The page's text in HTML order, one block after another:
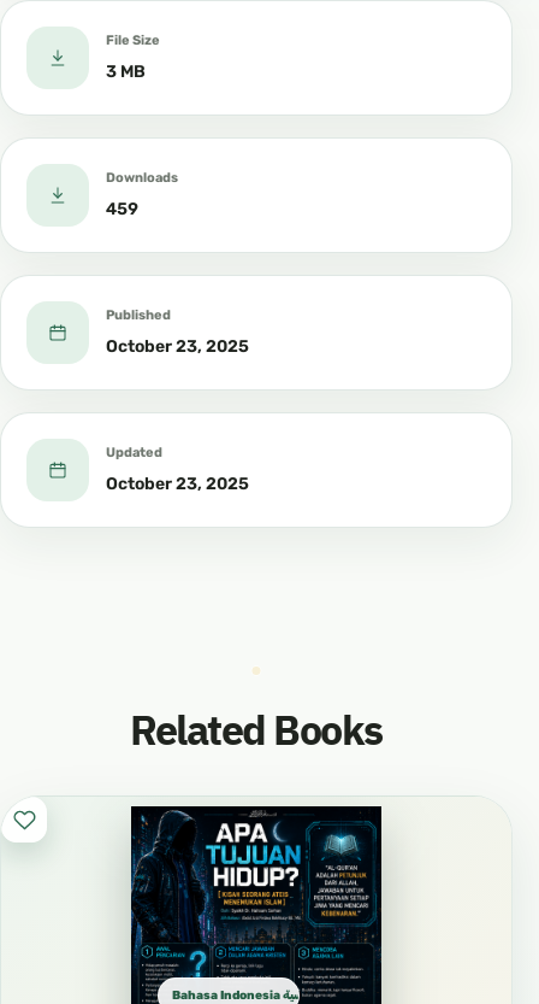
File Size
3 MB
Downloads
459
Published
October 23, 2025
Updated
October 23, 2025
Related Books
Bahasa Indonesia الإندونيسية